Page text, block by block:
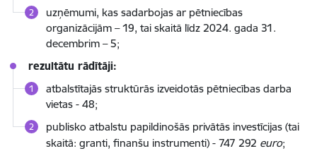
uzņēmumi, kas sadarbojas ar pētniecības
organizācijām – 19, tai skaitā līdz 2024. gada 31.
decembrim – 5;
rezultātu rādītāji:
atbalstītajās struktūrās izveidotās pētniecības darba
vietas - 48;
publisko atbalstu papildinošās privātās investīcijas (tai
skaitā: granti, finanšu instrumenti) - 747 292 euro;